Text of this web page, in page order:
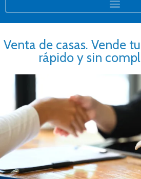
Venta de casas. Vende
rápido y sin